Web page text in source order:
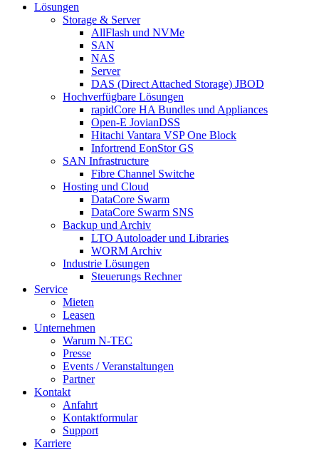
Lösungen
Storage & Server
AllFlash und NVMe
SAN
NAS
Server
DAS (Direct Attached Storage) JBOD
Hochverfügbare Lösungen
rapidCore HA Bundles und Appliances
Open-E JovianDSS
Hitachi Vantara VSP One Block
Infortrend EonStor GS
SAN Infrastructure
Fibre Channel Switche
Hosting und Cloud
DataCore Swarm
DataCore Swarm SNS
Backup und Archiv
LTO Autoloader und Libraries
WORM Archiv
Industrie Lösungen
Steuerungs Rechner
Service
Mieten
Leasen
Unternehmen
Warum N-TEC
Presse
Events / Veranstaltungen
Partner
Kontakt
Anfahrt
Kontaktformular
Support
Karriere